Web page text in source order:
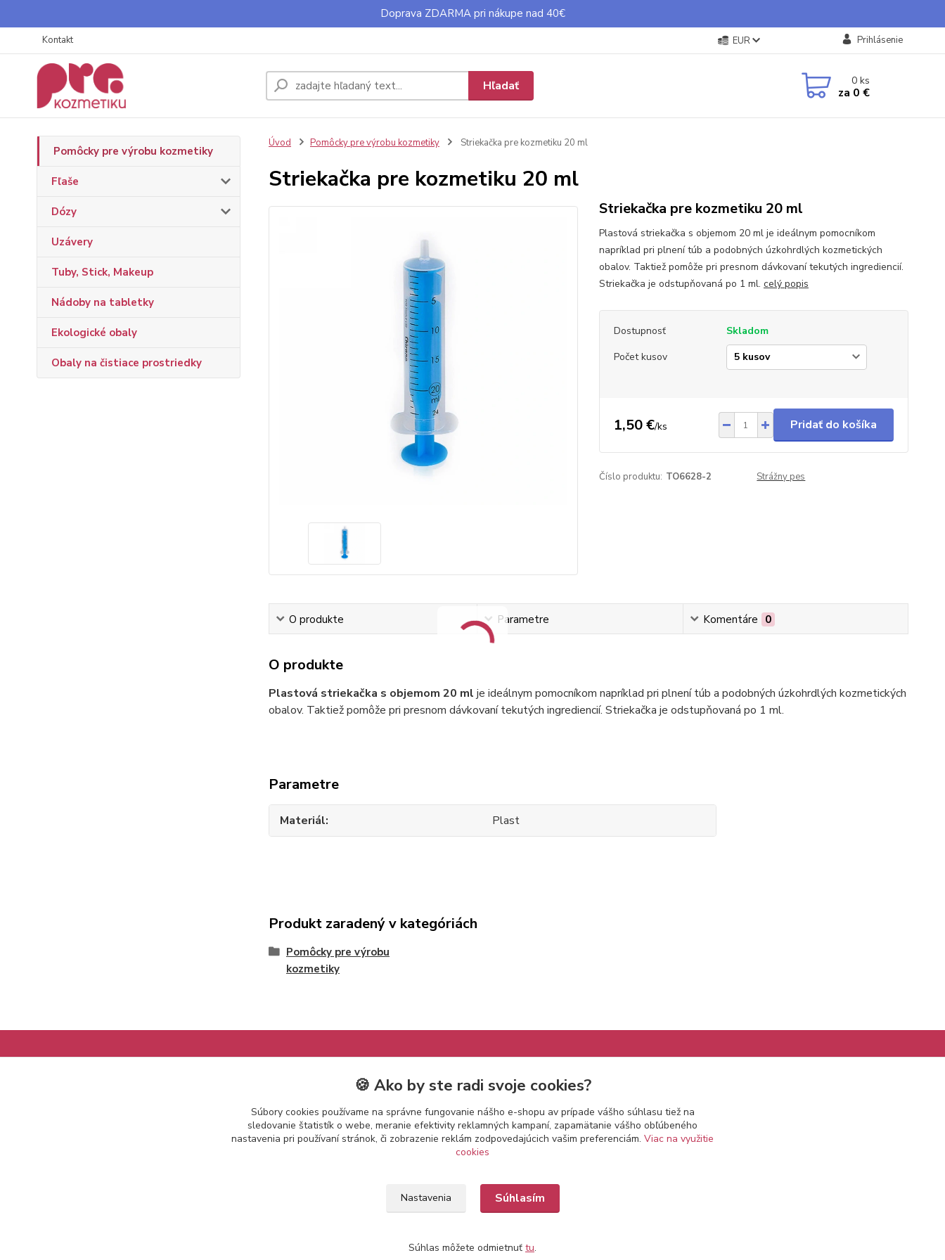
Doprava ZDARMA pri nákupe nad 40€
Kontakt EUR Prihlásenie
Hľadať 0ks
za 0 €
Pomôcky pre výrobu kozmetiky
Fľaše
Dózy
Uzávery
Tuby, Stick, Makeup
Nádoby na tabletky
Ekologické obaly
Obaly na čistiace prostriedky
Úvod Pomôcky pre výrobu kozmetiky Striekačka pre kozmetiku 20 ml
Striekačka pre kozmetiku 20 ml
Striekačka pre kozmetiku 20 ml
Plastová striekačka s objemom 20 ml je ideálnym pomocníkom
napríklad pri plnení túb a podobných úzkohrdlých kozmetických
obalov. Taktiež pomôže pri presnom dávkovaní tekutých ingrediencií.
Striekačka je odstupňovaná po 1 ml. celý popis
Dostupnosť
Skladom
Počet kusov
1,50 €/ks Pridať do košíka
Číslo produktu: TO6628-2 Strážny pes
O produkte Parametre Komentáre 0
O produkte
Plastová striekačka s objemom 20 ml je ideálnym pomocníkom napríklad pri plnení túb a podobných úzkohrdlých kozmetických
obalov. Taktiež pomôže pri presnom dávkovaní tekutých ingrediencií. Striekačka je odstupňovaná po 1 ml.
Parametre
Materiál Plast
Produkt zaradený v kategóriách
Pomôcky pre výrobu
kozmetiky
🍪 Ako by ste radi svoje cookies?
Súbory cookies používame na správne fungovanie nášho e-shopu av prípade vášho súhlasu tiež na
sledovanie štatistík o webe, meranie efektivity reklamných kampaní, zapamätanie vášho obľúbeného
nastavenia pri používaní stránok, či zobrazenie reklám zodpovedajúcich vašim preferenciám. Viac na využitie
cookies
Nastavenia Súhlasím
Súhlas môžete odmietnuť tu.